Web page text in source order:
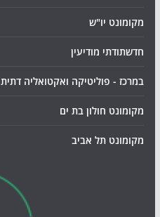
מקומונט יו"ש
חדשתודתי מודיעין
במרכז - פוליטיקה ואקטואליה דתית
מקומונט חולון בת ים
מקומונט תל אביב